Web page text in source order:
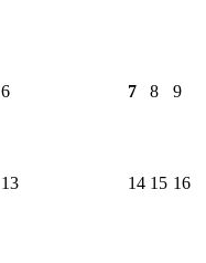
6 7 8 9
13 14 15 16